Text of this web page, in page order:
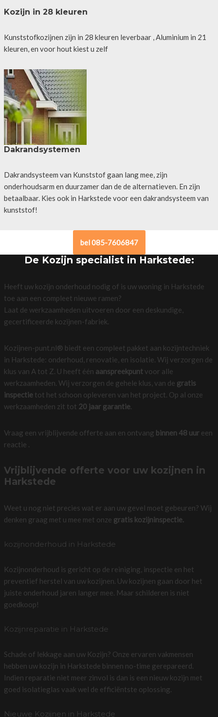
Kozijn in 28 kleuren
Kunststofkozijnen zijn in 28 kleuren leverbaar , Aluminium in 21
kleuren, en voor hout kiest u zelf
Dakrandsystemen
Dakrandsysteem van Kunststof gaan lang mee, zijn
onderhoudsarm en duurzamer dan de de alternatieven. En zijn
betaalbaar. Kies ook in Harkstede voor een dakrandsysteem van
kunststof!
bel 085-7606847
De Kozijn specialist in Harkstede:
Heeft uw kozijn onderhoud nodig of is uw woning in Harkstede
toe aan een compleet nieuwe ramen?
Laat de werkzaamheden uitvoeren door een deskundige,
gecertificeerde kozijnen-fabriek.
Kozijnen-punt.nl® biedt een compleet pakket aan kozijntechniek
in Harkstede: onderhoud, renovatie, en isolatie. Wij verzorgen de
klus van A tot Z. U heeft één aanspreekpuntvoor alle
werkzaamheden. Wij verzorgen de gehele klus, van de gratis
inspectietot het schoon opleveren van het project. Op al onze
werkzaamheden zit tot 20 jaar garantie.
Vraag een vrijblijvende offerte aan en ontvang binnen 48 uureen
reactie .
Vrijblijvende offerte voor uw kozijnen in
Harkstede
Weet u nog niet precies wat er aan uw gevel moet gebeuren? Wij
denken graag met u mee met onze gratis kozijninspectie.
kozijnonderhoud in Harkstede
Kozijnonderhoud is gericht op de reiniging, inspectie en het
preventief herstel van uw kozijnen. Uw kozijnen gaan door het
juiste onderhoud jaren langer mee. Maar schilderen is niet
goedkoop!
Kozijnreparatie in Harkstede
Schade of lekkage aan uw Kozijn? Onze ervaren vakmensen
hebben uw kozijn in Harkstede binnen no-time gerepareerd.
Indien reparatie niet meer zinvol is dan is een nieuw kozijn met
goed isolatieglas vaak wel de efficiëntste oplossing.
Nieuwe Kozijnen in Harkstede